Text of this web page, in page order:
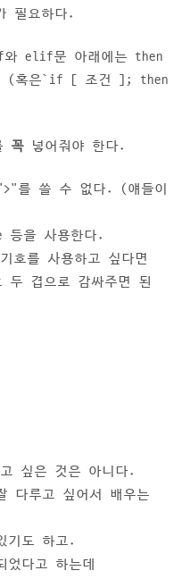
필요하다.
elif문 아래에는 then
. (혹은`if [ 조건 ]; then
꼭 넣어줘야 한다.
를 쓸 수 없다. (얘들이
사용한다.
를 사용하고 싶다면
겹으로 감싸주면 된
싶은 것은 아니다.
다루고 싶어서 배우는
기도 하고.
다고 하는데